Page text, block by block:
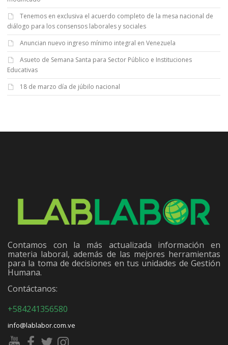
Tenemos en exclusiva el acuerdo completo de la mesa nacional de
diálogo para los consensos laborales y sociales
Anuncian nuevo ingreso mínimo integral en Venezuela
Asueto de Semana Santa para Sector Público e Instituciones
Educativas
18 de marzo día de júbilo nacional
Contamos con la más actualizada información en
materia laboral, además de las mejores herramientas
para la toma de decisiones en tus unidades de Gestión
Humana.
Contáctanos:
+584241356580
info@lablabor.com.ve